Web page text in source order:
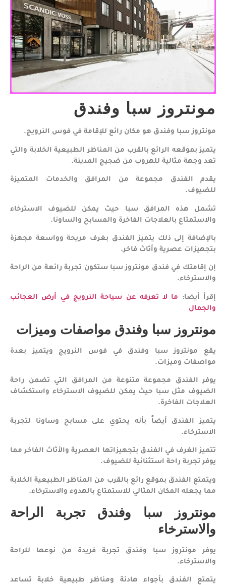
مونتروز سبا وفندق
مونتروز سبا وفندق هو مكان رائع للإقامة في فوس النرويج.
يتميز بموقعه الرائع بالقرب من المناظر الطبيعية الخلابة والتي
تعد وجهة مثالية للهروب من ضجيج المدينة.
يقدم الفندق مجموعة من المرافق والخدمات المتميزة
للضيوف.
تشمل هذه المرافق سبا حيث يمكن للضيوف الاسترخاء
والاستمتاع بالعلاجات الفاخرة والمسابح والساونا.
بالإضافة إلى ذلك يتميز الفندق بغرف مريحة وواسعة مجهزة
بتجهيزات عصرية وأثاث فاخر.
إن إقامتك في فندق مونتروز سبا ستكون تجربة رائعة من الراحة
والاسترخاء.
إقرأ أيضا: ما لا تعرفه عن سياحة النرويج في أرض العجائب
والجمال
مونتروز سبا وفندق مواصفات وميزات
يقع مونتروز سبا وفندق في فوس النرويج ويتميز بعدة
مواصفات وميزات.
يوفر الفندق مجموعة متنوعة من المرافق التي تضمن راحة
الضيوف مثل سبا حيث يمكن للضيوف الاسترخاء واستكشاف
العلاجات الفاخرة.
يتميز الفندق أيضاً بأنه يحتوي على مسابح وساونا لتجربة
الاسترخاء.
تتميز الغرف في الفندق بتجهيزاتها العصرية والأثاث الفاخر مما
يوفر تجربة راحة استثنائية للضيوف.
ويتمتع الفندق بموقع رائع بالقرب من المناظر الطبيعية الخلابة
مما يجعله المكان المثالي للاستمتاع بالهدوء والاسترخاء.
مونتروز سبا وفندق تجربة الراحة
والاسترخاء
يوفر مونتروز سبا وفندق تجربة فريدة من نوعها للراحة
والاسترخاء.
يتمتع الفندق بأجواء هادئة ومناظر طبيعية خلابة تساعد